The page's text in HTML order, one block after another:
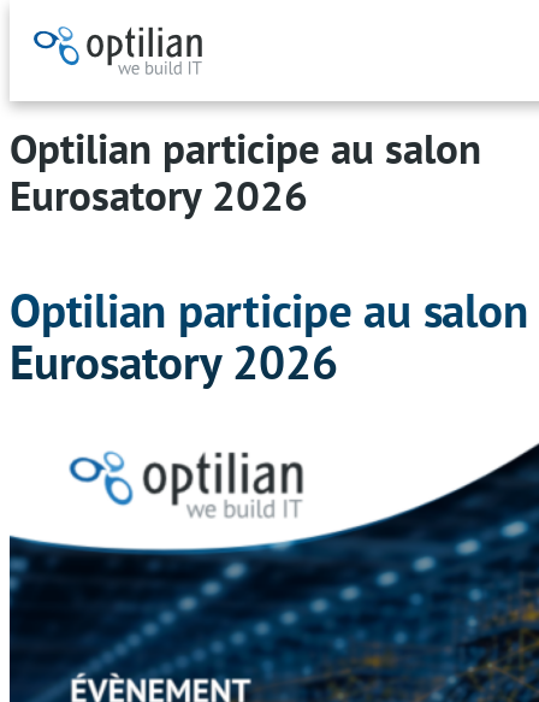
Aller
au
contenu
Optilian participe au salon
Eurosatory 2026
Optilian participe au salon
Eurosatory 2026